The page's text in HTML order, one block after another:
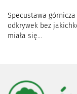
Specustawa
odkrywek bez
miała się...